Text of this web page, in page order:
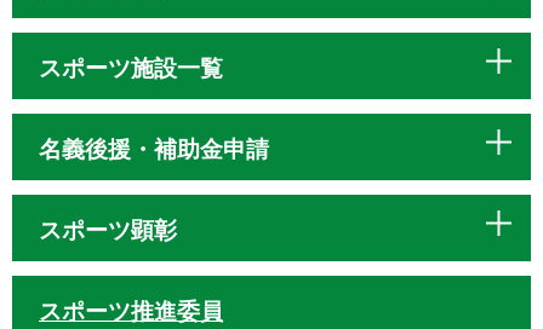
スポーツ施設一覧
名義後援・補助金申請
スポーツ顕彰
スポーツ推進委員